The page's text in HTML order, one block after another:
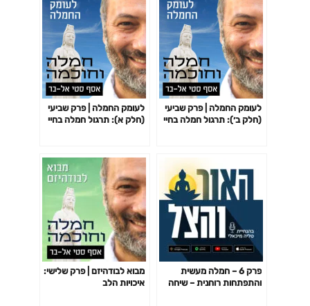
לעומק החמלה | פרק שביעי
(חלק ב׳): תרגול חמלה בחיי
לעומק החמלה | פרק שביעי
(חלק א): תרגול חמלה בחיי
פרק 6 – חמלה מעשית
והתפתחות רוחנית – שיחה
מבוא לבודהיזם | פרק שלישי:
איכויות הלב